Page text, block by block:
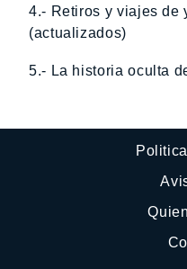
4.- Retiros y viajes de
(actualizados)
5.- La historia oculta